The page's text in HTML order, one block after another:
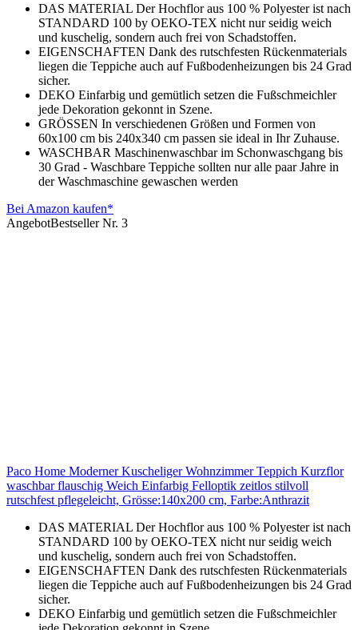
DAS MATERIAL Der Hochflor aus 100 % Polyester ist nach
STANDARD 100 by OEKO-TEX nicht nur seidig weich
und kuschelig, sondern auch frei von Schadstoffen.
EIGENSCHAFTEN Dank des rutschfesten Rückenmaterials
liegen die Teppiche auch auf Fußbodenheizungen bis 24 Grad
sicher.
DEKO Einfarbig und gemütlich setzen die Fußschmeichler
jede Dekoration gekonnt in Szene.
GRÖSSEN In verschiedenen Größen und Formen von
60x100 cm bis 240x340 cm passen sie ideal in Ihr Zuhause.
WASCHBAR Maschinenwaschbar im Schonwaschgang bis
30 Grad - Waschbare Teppiche sollten nur alle paar Jahre in
der Waschmaschine gewaschen werden
Bei Amazon kaufen*
AngebotBestseller Nr. 3
Paco Home Moderner Kuscheliger Wohnzimmer Teppich Kurzflor
waschbar flauschig Weich Einfarbig Felloptik zeitlos stilvoll
rutschfest pflegeleicht, Grösse:140x200 cm, Farbe:Anthrazit
DAS MATERIAL Der Hochflor aus 100 % Polyester ist nach
STANDARD 100 by OEKO-TEX nicht nur seidig weich
und kuschelig, sondern auch frei von Schadstoffen.
EIGENSCHAFTEN Dank des rutschfesten Rückenmaterials
liegen die Teppiche auch auf Fußbodenheizungen bis 24 Grad
sicher.
DEKO Einfarbig und gemütlich setzen die Fußschmeichler